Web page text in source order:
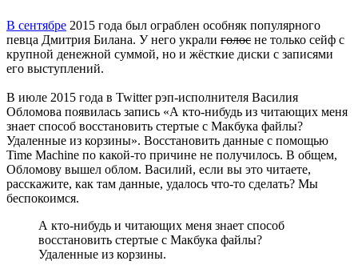
В сентябре 2015 года был ограблен особняк популярного
певца Дмитрия Билана. У него украли голос не только сейф с
крупной денежной суммой, но и жёсткие диски с записями
его выступлений.
В июле 2015 года в Twitter рэп-исполнителя Василия
Обломова появилась запись «А кто-нибудь из читающих меня
знает способ восстановить стертые с Макбука файлы?
Удаленные из корзины». Восстановить данные с помощью
Time Machine по какой-то причине не получилось. В общем,
Обломову вышел облом. Василий, если вы это читаете,
расскажите, как там данные, удалось что-то сделать? Мы
беспокоимся.
А кто-нибудь и читающих меня знает способ
восстановить стертые с Макбука файлы?
Удаленные из корзины.